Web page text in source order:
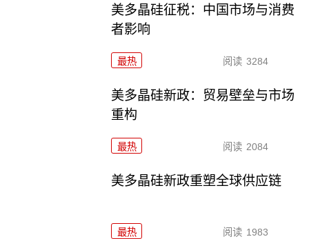
美多晶硅征税：中国市场与消费
者影响
最热 阅读 3284
美多晶硅新政：贸易壁垒与市场
重构
最热 阅读 2084
美多晶硅新政重塑全球供应链
最热 阅读 1983